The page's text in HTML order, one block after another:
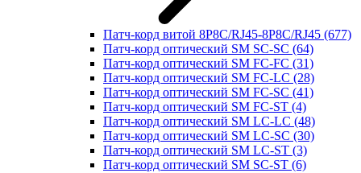
Патч-корд витой 8P8C/RJ45-8P8C/RJ45 (677)
Патч-корд оптический SM SC-SC (64)
Патч-корд оптический SM FC-FC (31)
Патч-корд оптический SM FC-LC (28)
Патч-корд оптический SM FC-SC (41)
Патч-корд оптический SM FC-ST (4)
Патч-корд оптический SM LC-LC (48)
Патч-корд оптический SM LC-SC (30)
Патч-корд оптический SM LC-ST (3)
Патч-корд оптический SM SC-ST (6)